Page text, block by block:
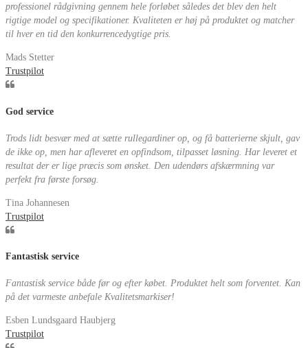
professionel rådgivning gennem hele forløbet således det blev den helt
rigtige model og specifikationer. Kvaliteten er høj på produktet og matcher
til hver en tid den konkurrencedygtige pris.
Mads Stetter
Trustpilot
God service
Trods lidt besvær med at sætte rullegardiner op, og få batterierne skjult, gav
de ikke op, men har afleveret en opfindsom, tilpasset løsning. Har leveret et
resultat der er lige præcis som ønsket. Den udendørs afskærmning var
perfekt fra første forsøg.
Tina Johannesen
Trustpilot
Fantastisk service
Fantastisk service både før og efter købet. Produktet helt som forventet. Kan
på det varmeste anbefale Kvalitetsmarkiser!
Esben Lundsgaard Haubjerg
Trustpilot